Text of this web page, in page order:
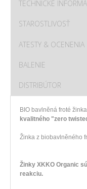
TECHNICKÉ
STAROSTLIVOSŤ
ATESTY & OCENENIA
BALENIE
DISTRIBÚTOR
BIO bavlněná froté
kvalitného "zero
Žinka z biobavlněného
Žinky XKKO Organic
reakciu.